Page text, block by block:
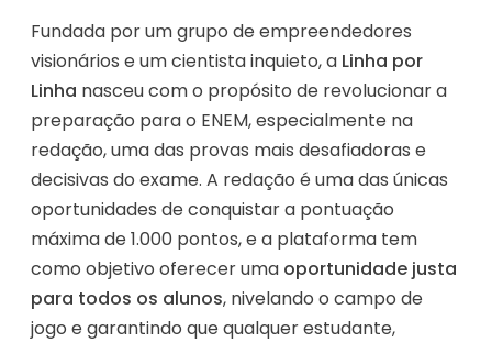
Fundada por um grupo de empreendedores
visionários e um cientista inquieto, a Linha por
Linha nasceu com o propósito de revolucionar a
preparação para o ENEM, especialmente na
redação, uma das provas mais desafiadoras e
decisivas do exame. A redação é uma das únicas
oportunidades de conquistar a pontuação
máxima de 1.000 pontos, e a plataforma tem
como objetivo oferecer uma oportunidade justa
para todos os alunos, nivelando o campo de
jogo e garantindo que qualquer estudante,